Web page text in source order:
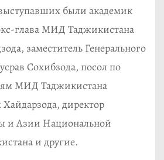
были академик
глава МИД Таджикистана
заместитель Генерального
Сохибзода, посол по
МИД Таджикистана
Хайдарзода, директор
и Азии Национальной
и другие.